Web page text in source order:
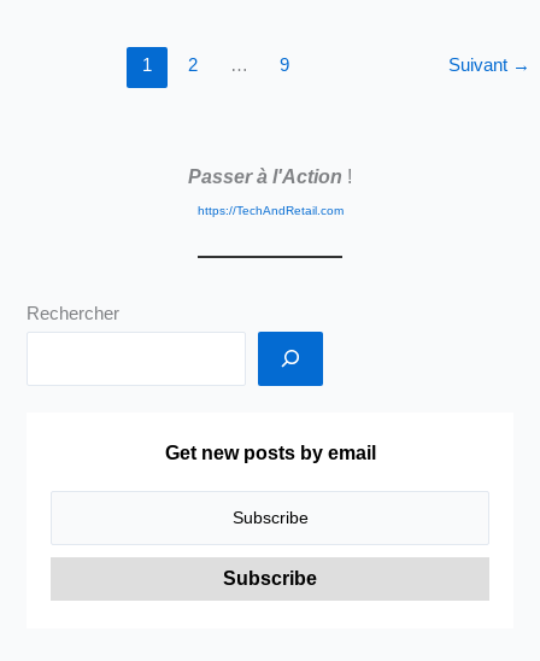
1 2 … 9 Suivant →
Passer à l'Action !
https://TechAndRetail.com
Rechercher
Get new posts by email